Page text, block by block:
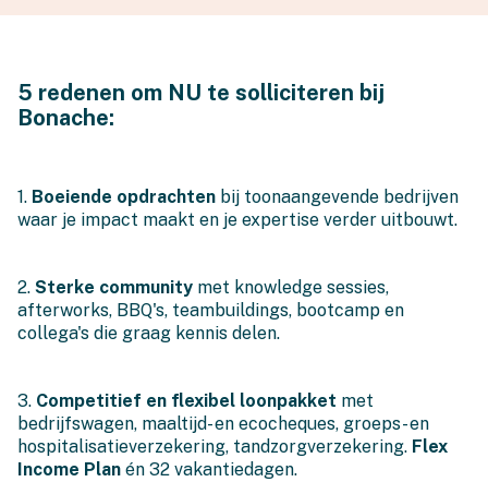
5 redenen om NU te solliciteren bij
Bonache:
1. Boeiende opdrachten bij toonaangevende bedrijven
waar je impact maakt en je expertise verder uitbouwt.
2. Sterke community met knowledge sessies,
afterworks, BBQ's, teambuildings, bootcamp en
collega's die graag kennis delen.
3. Competitief en flexibel loonpakket met
bedrijfswagen, maaltijd- en ecocheques, groeps- en
hospitalisatieverzekering, tandzorgverzekering. Flex
Income Plan én 32 vakantiedagen.